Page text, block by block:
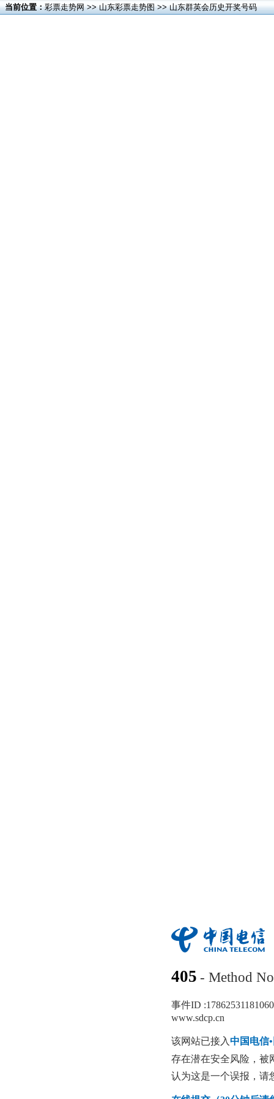
当前位置：彩票走势网>>山东彩票走势图>> 山东群英会历史开奖号码